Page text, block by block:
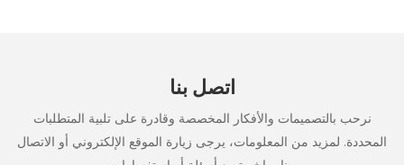
اتصل بنا
نرحب بالتصميمات والأفكار المخصصة وقادرة على تلبية المتطلبات
المحددة. لمزيد من المعلومات، يرجى زيارة الموقع الإلكتروني أو الاتصال